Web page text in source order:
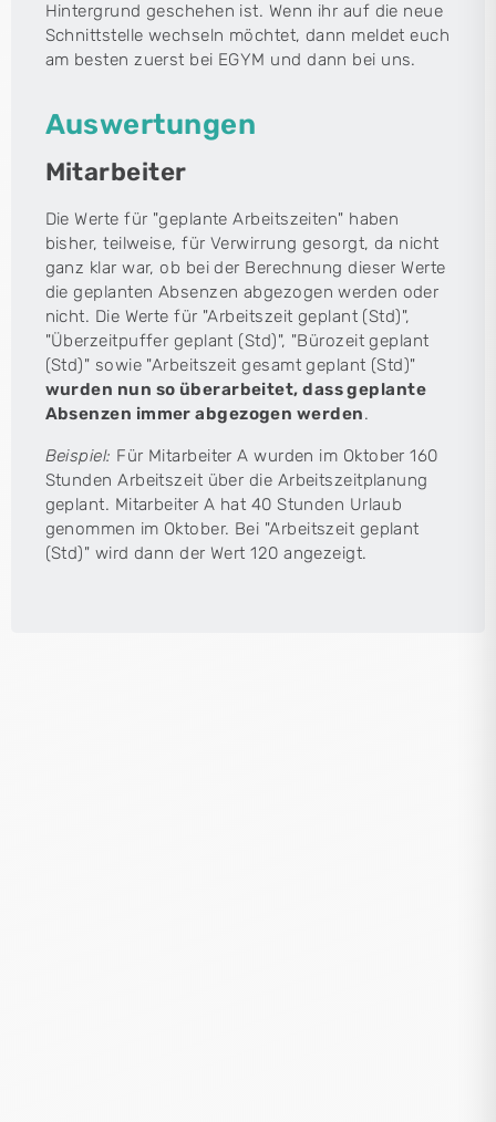
Hintergrund geschehen ist. Wenn ihr auf die neue
Schnittstelle wechseln möchtet, dann meldet euch
am besten zuerst bei EGYM und dann bei uns.
Auswertungen
Mitarbeiter
Die Werte für "geplante Arbeitszeiten" haben
bisher, teilweise, für Verwirrung gesorgt, da nicht
ganz klar war, ob bei der Berechnung dieser Werte
die geplanten Absenzen abgezogen werden oder
nicht. Die Werte für "Arbeitszeit geplant (Std)",
"Überzeitpuffer geplant (Std)", "Bürozeit geplant
(Std)" sowie "Arbeitszeit gesamt geplant (Std)"
wurden nun so überarbeitet, dass geplante
Absenzen immer abgezogen werden.
Beispiel: Für Mitarbeiter A wurden im Oktober 160
Stunden Arbeitszeit über die Arbeitszeitplanung
geplant. Mitarbeiter A hat 40 Stunden Urlaub
genommen im Oktober. Bei "Arbeitszeit geplant
(Std)" wird dann der Wert 120 angezeigt.